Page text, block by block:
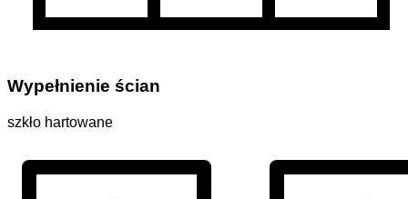
Wypełnienie ścian
szkło hartowane